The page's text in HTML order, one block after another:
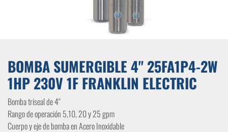
BOMBA SUMERGIBLE 4" 25FA1P4-2W
1HP 230V 1F FRANKLIN ELECTRIC
Bomba triseal de 4"
Rango de operación 5,10, 20 y 25 gpm
Cuerpo y eje de bomba en Acero Inoxidable